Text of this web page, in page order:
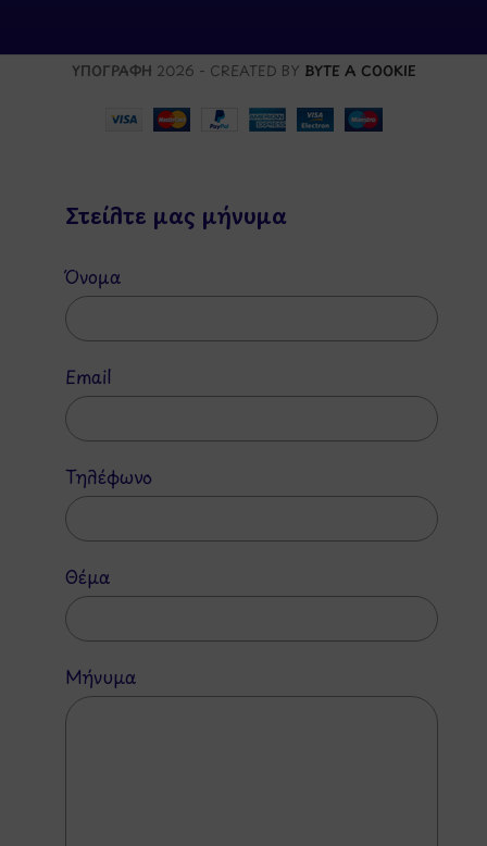
ΥΠΟΓΡΑΦΗ 2026 - CREATED BY BYTE A COOKIE
Στείλτε μας μήνυμα
Όνομα
Email
Τηλέφωνο
Θέμα
Μήνυμα